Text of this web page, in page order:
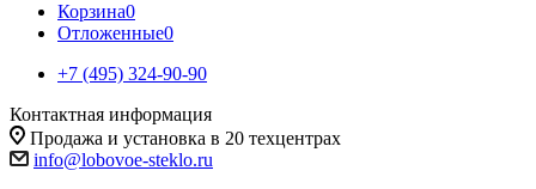
Корзина0
Отложенные0
+7 (495) 324-90-90
Контактная информация
Продажа и установка в 20 техцентрах
info@lobovoe-steklo.ru